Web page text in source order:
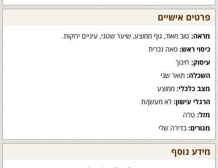
פרטים אישיים
מראה: טוב מאוד, גוף ממוצע, שיער שטני, עיניים ירוקות.
כיסוי ראש: פאה נכרית
עיסוק: חינוך
השכלה: תואר שני
מצב כלכלי: ממוצע
הרגלי עישון: לא מעשן/ת
מזל: טלה
מגורים: בדירה שלי
מידע נוסף